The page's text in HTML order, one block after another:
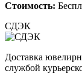
Стоимость:
СДЭК
Доставка
службой